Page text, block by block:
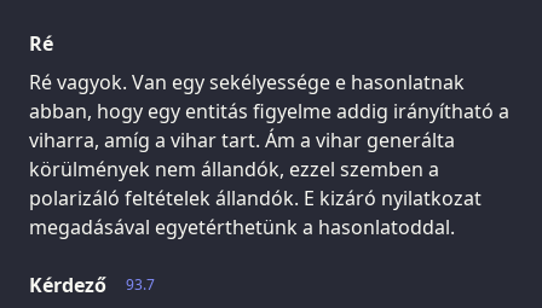
Ré
Ré vagyok. Van egy sekélyessége e hasonlatnak
abban, hogy egy entitás figyelme addig irányítható a
viharra, amíg a vihar tart. Ám a vihar generálta
körülmények nem állandók, ezzel szemben a
polarizáló feltételek állandók. E kizáró nyilatkozat
megadásával egyetérthetünk a hasonlatoddal.
93.7
Kérdező